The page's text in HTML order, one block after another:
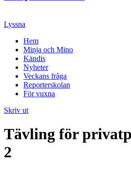
Lyssna
Hem
Minja och Mino
Kändis
Nyheter
Veckans fråga
Reporterskolan
För vuxna
Skriv ut
Tävling för
2